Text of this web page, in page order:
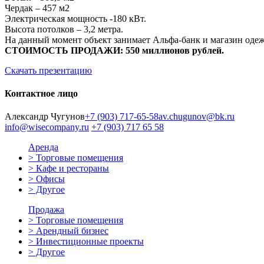
Чердак – 457 м2
Электрическая мощность -180 кВт.
Высота потолков – 3,2 метра.
На данный момент объект занимает Альфа-банк и магазин
СТОИМОСТЬ ПРОДАЖИ: 550 миллионов рублей.
Скачать презентацию
Контактное лицо
Александр Чугунов+7 (903) 717-65-58av.chugunov@bk.ru
info@wisecompany.ru +7 (903) 717 65 58
Аренда
> Торговые помещения
> Кафе и рестораны
> Офисы
> Другое
Продажа
> Торговые помещения
> Арендный бизнес
> Инвестиционные проекты
> Другое